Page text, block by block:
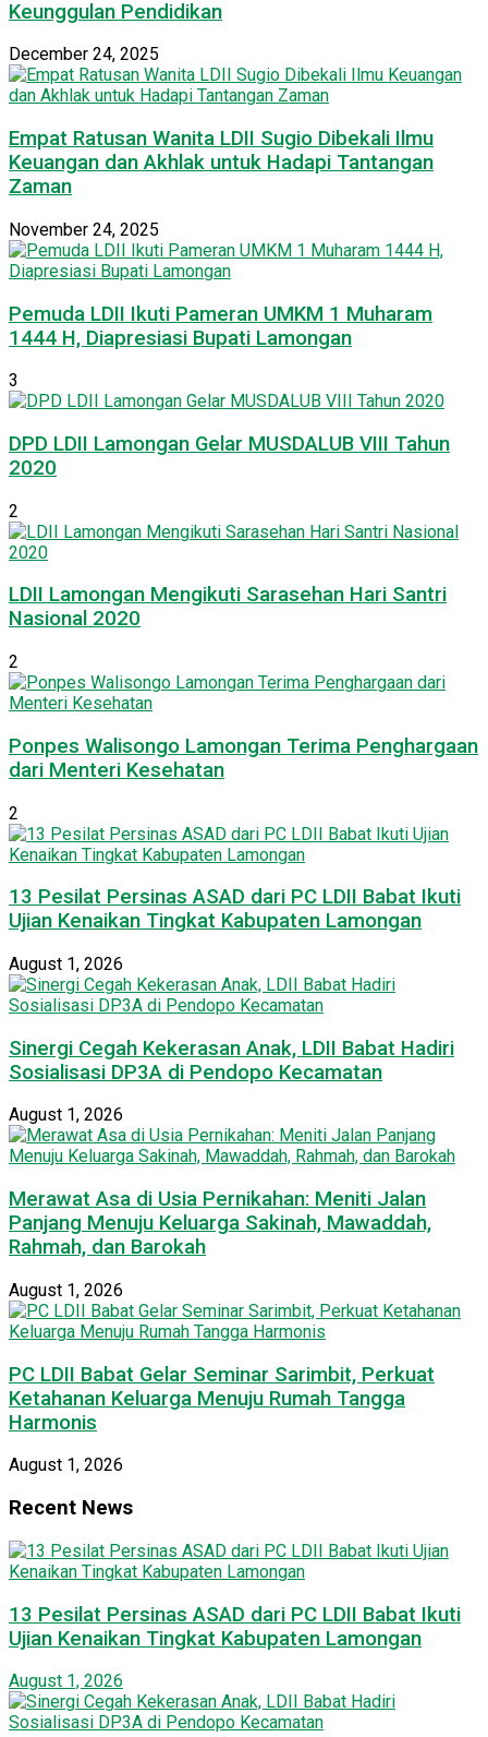
Keunggulan Pendidikan
December 24, 2025
Empat Ratusan Wanita LDII Sugio Dibekali Ilmu
Keuangan dan Akhlak untuk Hadapi Tantangan
Zaman
November 24, 2025
Pemuda LDII Ikuti Pameran UMKM 1 Muharam
1444 H, Diapresiasi Bupati Lamongan
3
DPD LDII Lamongan Gelar MUSDALUB VIII Tahun
2020
2
LDII Lamongan Mengikuti Sarasehan Hari Santri
Nasional 2020
2
Ponpes Walisongo Lamongan Terima Penghargaan
dari Menteri Kesehatan
2
13 Pesilat Persinas ASAD dari PC LDII Babat Ikuti
Ujian Kenaikan Tingkat Kabupaten Lamongan
August 1, 2026
Sinergi Cegah Kekerasan Anak, LDII Babat Hadiri
Sosialisasi DP3A di Pendopo Kecamatan
August 1, 2026
Merawat Asa di Usia Pernikahan: Meniti Jalan
Panjang Menuju Keluarga Sakinah, Mawaddah,
Rahmah, dan Barokah
August 1, 2026
PC LDII Babat Gelar Seminar Sarimbit, Perkuat
Ketahanan Keluarga Menuju Rumah Tangga
Harmonis
August 1, 2026
Recent News
13 Pesilat Persinas ASAD dari PC LDII Babat Ikuti
Ujian Kenaikan Tingkat Kabupaten Lamongan
August 1, 2026